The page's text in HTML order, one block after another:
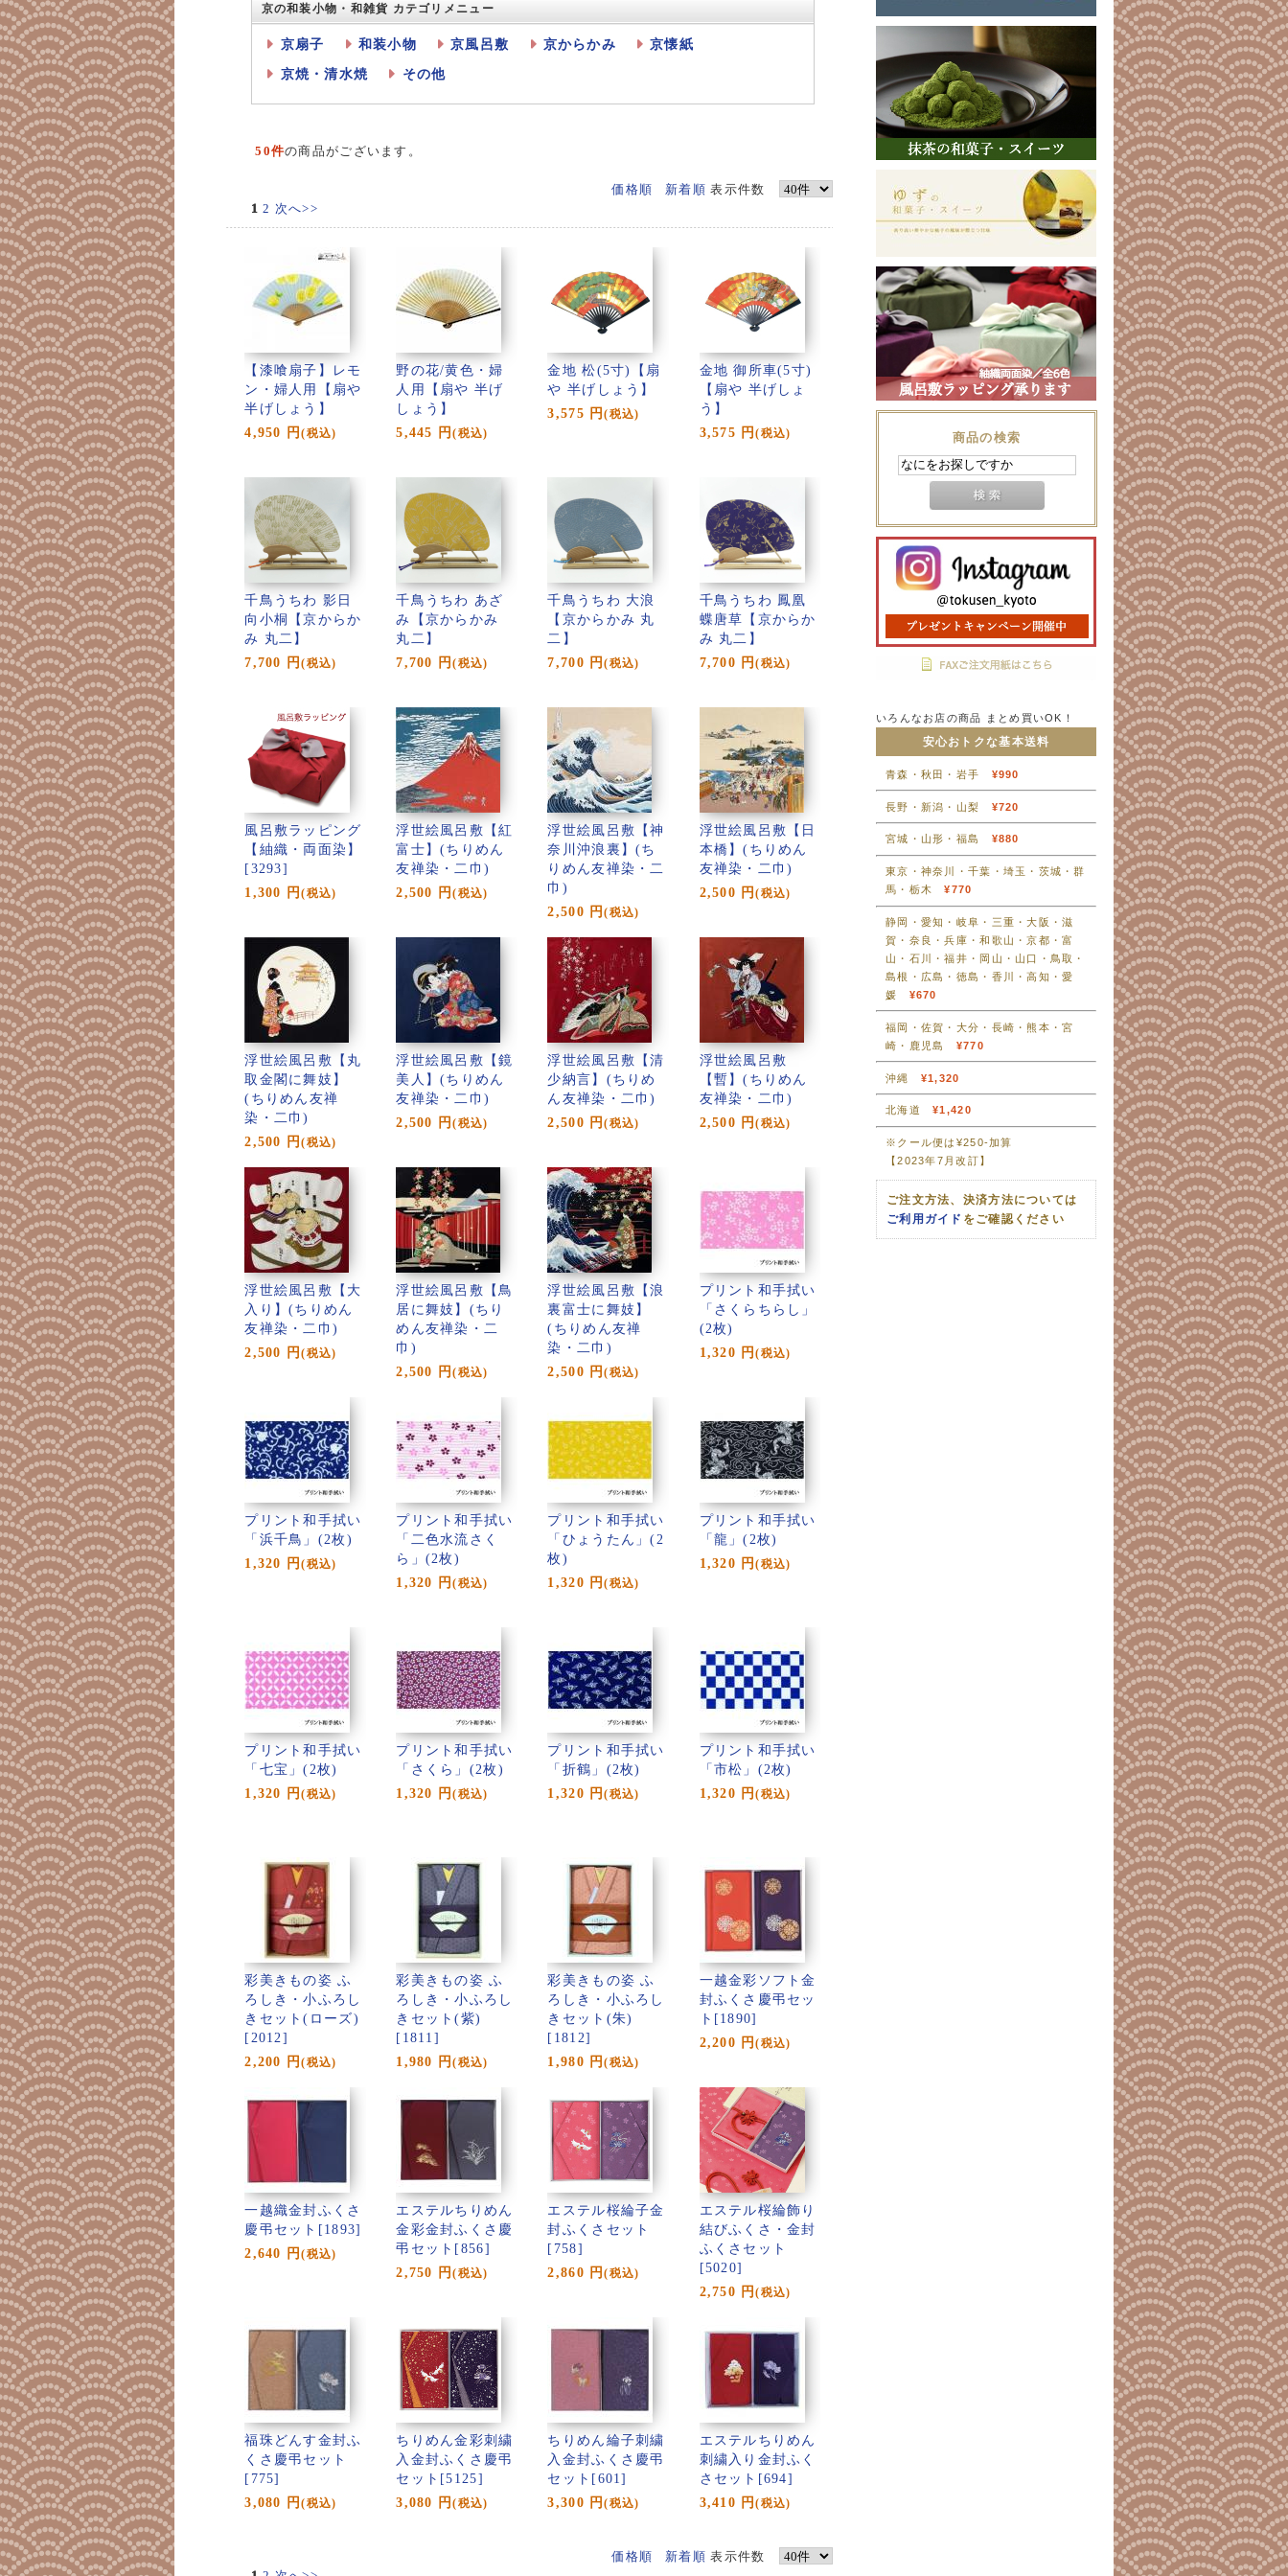
京の和装小物・和雑貨 カテゴリメニュー
京扇子 和装小物 京風呂敷 京からかみ
京懐紙
京焼・清水焼
その他
50件の商品がございます。
価格順 新着順 表示件数
1 2 次へ>>
【漆喰扇子】レモ
ン・婦人用【扇や
半げしょう】
4,950
円(税込)
野の花/黄色・婦
人用【扇や 半げ
しょう】
5,445
円(税込)
金地 松(5寸)【扇
や 半げしょう】
3,575 円(税込)
金地 御所車(5寸)
【扇や 半げしょ
う】
3,575 円(税込)
千鳥うちわ 影日
向小桐【京からか
み 丸二】
7,700
円(税込)
千鳥うちわ あざ
み【京からかみ
丸二】
7,700
円(税込)
千鳥うちわ 大浪
【京からかみ 丸
二】
7,700 円(税込)
千鳥うちわ 鳳凰
蝶唐草【京からか
み 丸二】
7,700 円(税込)
風呂敷ラッピング
【紬織・両面染】
[3293]
1,300
円(税込)
浮世絵風呂敷【紅
富士】(ちりめん
友禅染・二巾)
2,500
円(税込)
浮世絵風呂敷【神
奈川沖浪裏】(ち
りめん友禅染・二
巾)
2,500 円(税込)
浮世絵風呂敷【日
本橋】(ちりめん
友禅染・二巾)
2,500 円(税込)
浮世絵風呂敷【丸
取金閣に舞妓】
(ちりめん友禅
染・二巾)
2,500
円(税込)
浮世絵風呂敷【鏡
美人】(ちりめん
友禅染・二巾)
2,500
円(税込)
浮世絵風呂敷【清
少納言】(ちりめ
ん友禅染・二巾)
2,500 円(税込)
浮世絵風呂敷
【暫】(ちりめん
友禅染・二巾)
2,500 円(税込)
浮世絵風呂敷【大
入り】(ちりめん
友禅染・二巾)
2,500
円(税込)
浮世絵風呂敷【鳥
居に舞妓】(ちり
めん友禅染・二
巾)
2,500
円(税込)
浮世絵風呂敷【浪
裏富士に舞妓】
(ちりめん友禅
染・二巾)
2,500 円(税込)
プリント和手拭い
「さくらちらし」
(2枚)
1,320 円(税込)
プリント和手拭い
「浜千鳥」(2枚)
1,320
円(税込)
プリント和手拭い
「二色水流さく
ら」(2枚)
1,320
円(税込)
プリント和手拭い
「ひょうたん」(2
枚)
1,320 円(税込)
プリント和手拭い
「龍」(2枚)
1,320 円(税込)
プリント和手拭い
「七宝」(2枚)
1,320
円(税込)
プリント和手拭い
「さくら」(2枚)
1,320
円(税込)
プリント和手拭い
「折鶴」(2枚)
1,320 円(税込)
プリント和手拭い
「市松」(2枚)
1,320 円(税込)
彩美きもの姿 ふ
ろしき・小ふろし
きセット(ローズ)
[2012]
2,200
円(税込)
彩美きもの姿 ふ
ろしき・小ふろし
きセット(紫)
[1811]
1,980
円(税込)
彩美きもの姿 ふ
ろしき・小ふろし
きセット(朱)
[1812]
1,980 円(税込)
一越金彩ソフト金
封ふくさ慶弔セッ
ト[1890]
2,200 円(税込)
一越織金封ふくさ
慶弔セット[1893]
2,640
円(税込)
エステルちりめん
金彩金封ふくさ慶
弔セット[856]
2,750
円(税込)
エステル桜綸子金
封ふくさセット
[758]
2,860 円(税込)
エステル桜綸飾り
結びふくさ・金封
ふくさセット
[5020]
2,750 円(税込)
福珠どんす金封ふ
くさ慶弔セット
[775]
3,080
円(税込)
ちりめん金彩刺繍
入金封ふくさ慶弔
セット[5125]
3,080
円(税込)
ちりめん綸子刺繍
入金封ふくさ慶弔
セット[601]
3,300 円(税込)
エステルちりめん
刺繍入り金封ふく
さセット[694]
3,410 円(税込)
価格順 新着順 表示件数
商品の検索
いろんなお店の商品 まとめ買いOK！
安心おトクな基本送料
青森・秋田・岩手 ¥990
長野・新潟・山梨 ¥720
宮城・山形・福島 ¥880
東京・神奈川・千葉・埼玉・茨城・群
馬・栃木¥770
静岡・愛知・岐阜・三重・大阪・滋
賀・奈良・兵庫・和歌山・京都・富
山・石川・福井・岡山・山口・鳥取・
島根・広島・徳島・香川・高知・愛
媛 ¥670
福岡・佐賀・大分・長崎・熊本・宮
崎・鹿児島 ¥770
沖縄 ¥1,320
北海道¥1,420
※クール便は¥250-加算
【2023年7月改訂】
ご注文方法、決済方法については
ご利用ガイド をご確認ください